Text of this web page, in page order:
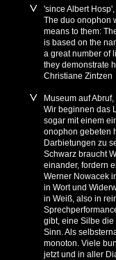
'since Albert
The duo onophon
means to them:
is based on the
a great number of
they demonstrate
Christiane Zintzen
Museum auf
Wir beginnen das
sogar mit einem
onophon gebeten
Darbietungen zu
Schwarz braucht
einander, fordern
Werner Nowacek
in Wort und
in Weiß, also in
gibt, eine Silbe
Sinn. Als
monoton. Viele
jetzt und in aller